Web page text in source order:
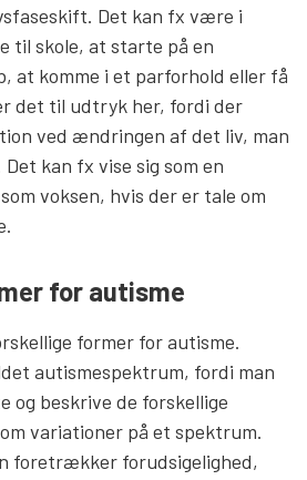
Det kan fx være i
til skole, at starte på en
at komme i et parforhold eller få
det til udtryk her, fordi der
ved ændringen af det liv, man
kan fx vise sig som en
voksen, hvis der er tale om
for autisme
former for autisme.
autismespektrum, fordi man
og beskrive de forskellige
variationer på et spektrum.
foretrækker forudsigelighed,